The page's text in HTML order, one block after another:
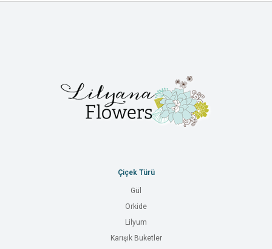
Çiçek Türü
Gül
Orkide
Lilyum
Karışık Buketler